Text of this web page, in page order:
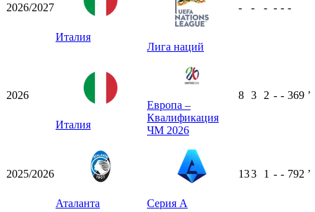
2026/2027
Италия
Лига наций
- - - - - -
2026
Италия
Европа –
Квалификация
ЧМ 2026
8 3 2 - - 369 ʼ
2025/2026
Аталанта Серия А
133 1 - - 792 ʼ